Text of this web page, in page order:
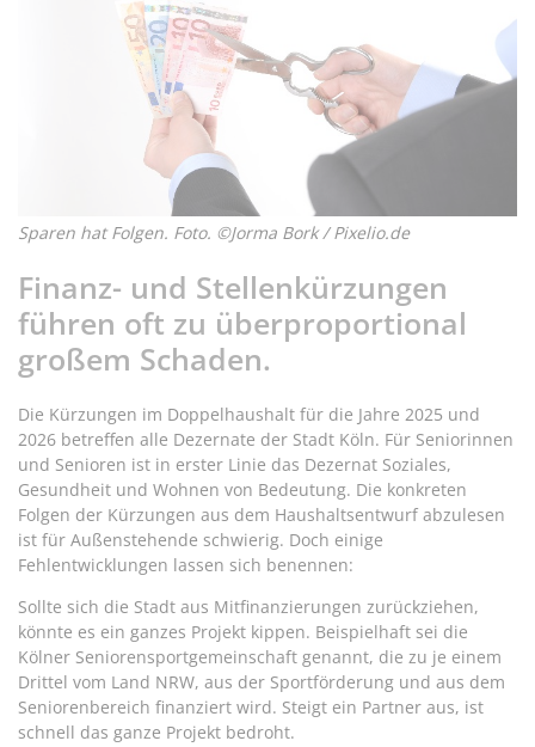
Sparen hat Folgen. Foto. ©Jorma Bork / Pixelio.de
Finanz- und Stellenkürzungen
führen oft zu überproportional
großem Schaden.
Die Kürzungen im Doppelhaushalt für die Jahre 2025 und
2026 betreffen alle Dezernate der Stadt Köln. Für Seniorinnen
und Senioren ist in erster Linie das Dezernat Soziales,
Gesundheit und Wohnen von Bedeutung. Die konkreten
Folgen der Kürzungen aus dem Haushaltsentwurf abzulesen
ist für Außenstehende schwierig. Doch einige
Fehlentwicklungen lassen sich benennen:
Sollte sich die Stadt aus Mitfinanzierungen zurückziehen,
könnte es ein ganzes Projekt kippen. Beispielhaft sei die
Kölner Seniorensportgemeinschaft genannt, die zu je einem
Drittel vom Land NRW, aus der Sportförderung und aus dem
Seniorenbereich finanziert wird. Steigt ein Partner aus, ist
schnell das ganze Projekt bedroht.